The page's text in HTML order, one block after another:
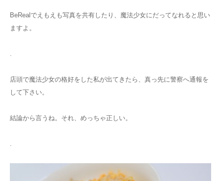
BeRealでえもえも写真を共有したり、魔法少女にだってなれると思い
ますよ。
店頭で魔法少女の格好をした私が出てきたら、真っ先に警察へ通報を
して下さい。
結論から言うね。それ、めっちゃ正しい。